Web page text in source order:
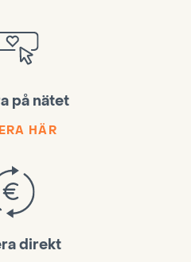
på nätet
HÄR
direkt